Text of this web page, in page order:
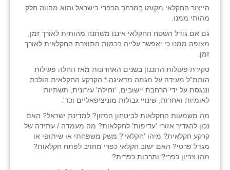
הייצור החקלאי מקומו במרחב הכפרי בישראל והוא מהווה חלק
מהותי ממנו.
גם אם גודל השטח החקלאי איננו משתנה מהותית לאורך זמן,
מצופה ממנו כי יאפשר עלייה בכמות התוצרת החקלאית לאורך
זמן.
סקירת פעולות התכנון בשנים האחרונות מאז החלה פעילות
הותמ"ל מעידה על מגמה מדאיגה.* הקרקע החקלאית הולכת
וננגסת על ידי הרחבת יישובים, 'זחילה' עירונית, תשתיות
לאומיות ואחרות, שינויי גבולות מוניציפאליים וכד'.
מה משמעות החקלאות לביטחון המזון? למדינת ישראל? האם
נכון להגדיר אזורי 'עדיפות' לחקלאות? מה מעמדה / עתידה של
קרקע חקלאית? מיהו 'חקלאי'? משק משפחתי או שיתופי או
מגדל פרטי? האם ישוב חקלאי כפרי מחויב לפתח חקלאות?
מהו צביון כפרי? ותרבות כפרית?
גן הדרום
גן השומרון
גני עם
גני יהודה
גנות
ורד יריחו
דקל
זוהר